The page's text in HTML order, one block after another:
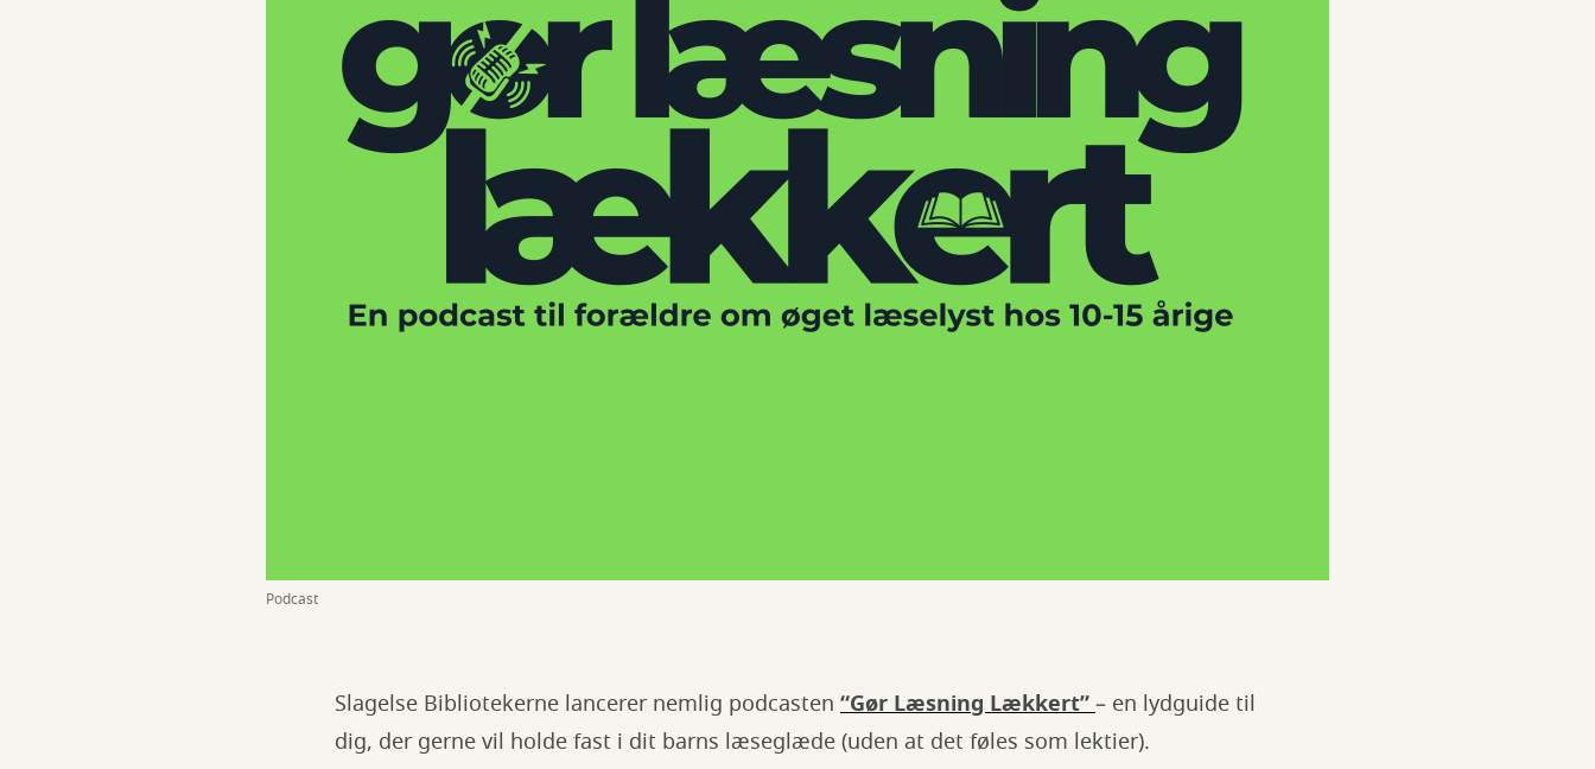
Podcast
Slagelse Bibliotekerne lancerer nemlig podcasten “Gør Læsning Lækkert”– en lydguide til
dig, der gerne vil holde fast i dit barns læseglæde (uden at det føles som lektier).